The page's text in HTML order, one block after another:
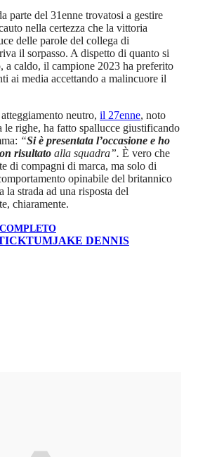
parte del 31enne trovatosi a gestire
nella certezza che la vittoria
delle parole del collega di
il sorpasso. A dispetto di quanto si
a caldo, il campione 2023 ha preferito
ai media accettando a malincuore il
neutro, il 27enne, noto
le righe, ha fatto spallucce giustificando
“Si è presentata l’occasione e ho
risultato alla squadra”. È vero che
di compagni di marca, ma solo di
opinabile del britannico
la strada ad una risposta del
chiaramente.
JAKE DENNIS